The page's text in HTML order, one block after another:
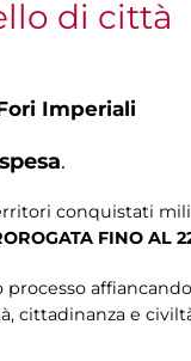
di città
Imperiali
.
conquistati
FINO AL
cittadinanza e